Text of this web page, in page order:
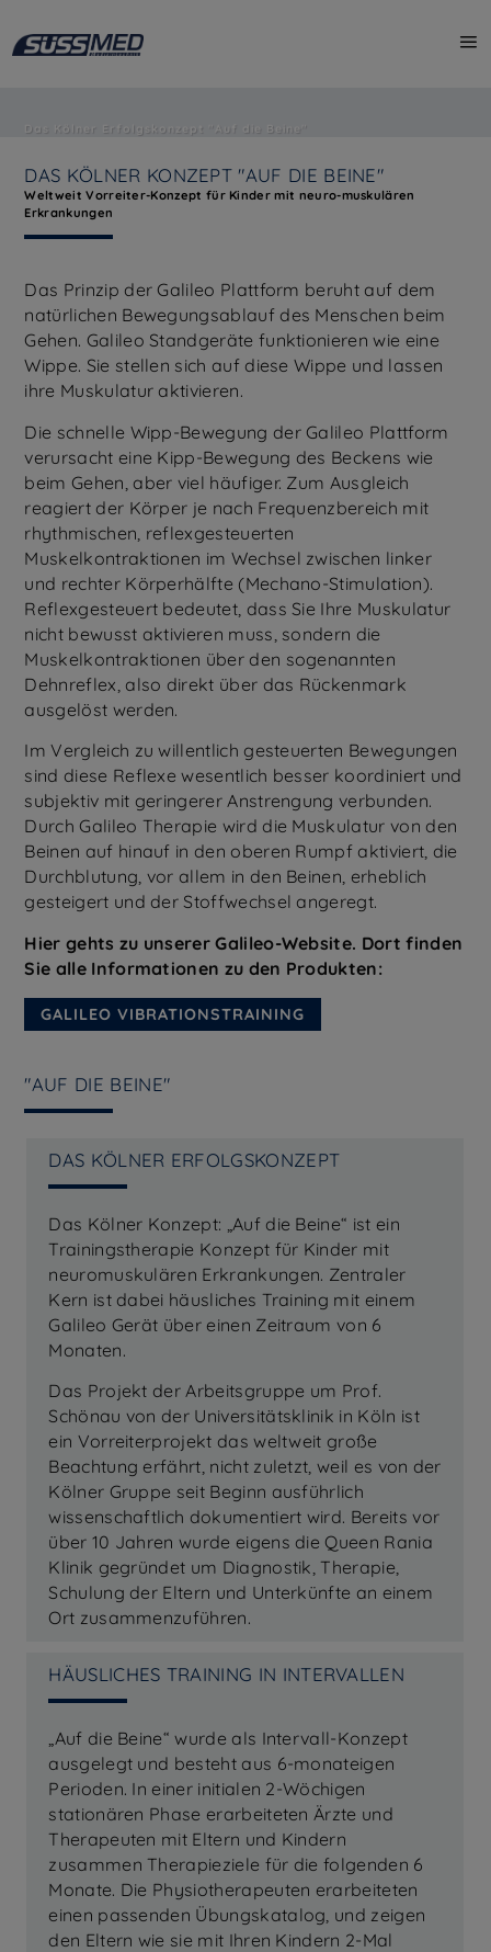
Das Kölner Erfolgskonzept "Auf die Beine"
DAS KÖLNER KONZEPT "AUF DIE BEINE"
Weltweit Vorreiter-Konzept für Kinder mit neuro-muskulären
Erkrankungen
Das Prinzip der Galileo Plattform beruht auf dem
natürlichen Bewegungsablauf des Menschen beim
Gehen. Galileo Standgeräte funktionieren wie eine
Wippe. Sie stellen sich auf diese Wippe und lassen
ihre Muskulatur aktivieren.
Die schnelle Wipp-Bewegung der Galileo Plattform
verursacht eine Kipp-Bewegung des Beckens wie
beim Gehen, aber viel häufiger. Zum Ausgleich
reagiert der Körper je nach Frequenzbereich mit
rhythmischen, reflexgesteuerten
Muskelkontraktionen im Wechsel zwischen linker
und rechter Körperhälfte (Mechano-Stimulation).
Reflexgesteuert bedeutet, dass Sie Ihre Muskulatur
nicht bewusst aktivieren muss, sondern die
Muskelkontraktionen über den sogenannten
Dehnreflex, also direkt über das Rückenmark
ausgelöst werden.
Im Vergleich zu willentlich gesteuerten Bewegungen
sind diese Reflexe wesentlich besser koordiniert und
subjektiv mit geringerer Anstrengung verbunden.
Durch Galileo Therapie wird die Muskulatur von den
Beinen auf hinauf in den oberen Rumpf aktiviert, die
Durchblutung, vor allem in den Beinen, erheblich
gesteigert und der Stoffwechsel angeregt.
Hier gehts zu unserer Galileo-Website. Dort finden
Sie alle Informationen zu den Produkten:
GALILEO VIBRATIONSTRAINING
"AUF DIE BEINE"
DAS KÖLNER ERFOLGSKONZEPT
Das Kölner Konzept: „Auf die Beine“ ist ein
Trainingstherapie Konzept für Kinder mit
neuromuskulären Erkrankungen. Zentraler
Kern ist dabei häusliches Training mit einem
Galileo Gerät über einen Zeitraum von 6
Monaten.
Das Projekt der Arbeitsgruppe um Prof.
Schönau von der Universitätsklinik in Köln ist
ein Vorreiterprojekt das weltweit große
Beachtung erfährt, nicht zuletzt, weil es von der
Kölner Gruppe seit Beginn ausführlich
wissenschaftlich dokumentiert wird. Bereits vor
über 10 Jahren wurde eigens die Queen Rania
Klinik gegründet um Diagnostik, Therapie,
Schulung der Eltern und Unterkünfte an einem
Ort zusammenzuführen.
HÄUSLICHES TRAINING IN INTERVALLEN
„Auf die Beine“ wurde als Intervall-Konzept
ausgelegt und besteht aus 6-monateigen
Perioden. In einer initialen 2-Wöchigen
stationären Phase erarbeiteten Ärzte und
Therapeuten mit Eltern und Kindern
zusammen Therapieziele für die folgenden 6
Monate. Die Physiotherapeuten erarbeiteten
einen passenden Übungskatalog, und zeigen
den Eltern wie sie mit Ihren Kindern 2-Mal